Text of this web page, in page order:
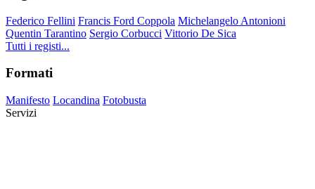
Federico Fellini Francis Ford Coppola Michelangelo Antonioni
Quentin Tarantino Sergio Corbucci Vittorio De Sica
Tutti i registi...
Formati
Manifesto Locandina Fotobusta
Servizi